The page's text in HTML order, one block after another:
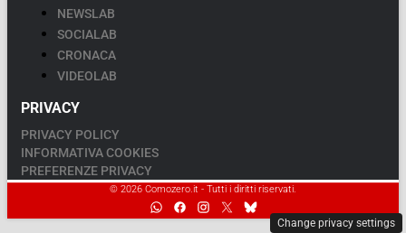
NEWSLAB
SOCIALAB
CRONACA
VIDEOLAB
PRIVACY
PRIVACY POLICY
INFORMATIVA COOKIES
PREFERENZE PRIVACY
© 2026 Comozero.it - Tutti i diritti riservati.
Change privacy settings